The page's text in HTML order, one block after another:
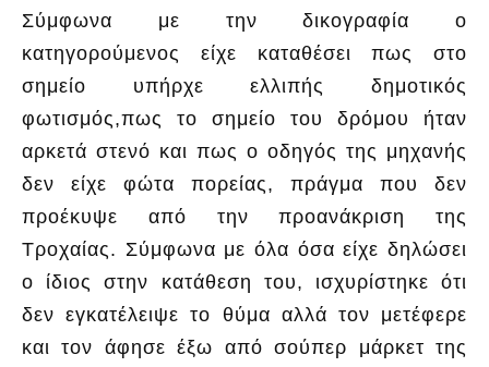
Σύμφωνα με την δικογραφία ο
κατηγορούμενος είχε καταθέσει πως στο
σημείο υπήρχε ελλιπής δημοτικός
φωτισμός,πως το σημείο του δρόμου ήταν
αρκετά στενό και πως ο οδηγός της μηχανής
δεν είχε φώτα πορείας, πράγμα που δεν
προέκυψε από την προανάκριση της
Τροχαίας. Σύμφωνα με όλα όσα είχε δηλώσει
ο ίδιος στην κατάθεση του, ισχυρίστηκε ότι
δεν εγκατέλειψε το θύμα αλλά τον μετέφερε
και τον άφησε έξω από σούπερ μάρκετ της